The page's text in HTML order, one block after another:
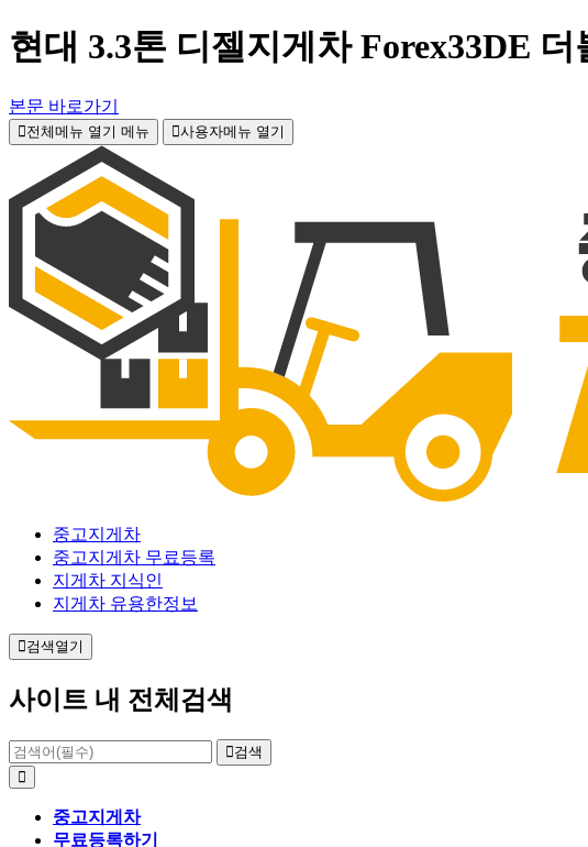
현대 3.3톤 디젤지게차 Forex33DE
본문 바로가기
전체메뉴 열기 메뉴 사용자메뉴 열기
중고지게차
중고지게차 무료등록
지게차 지식인
지게차 유용한정보
검색열기
사이트 내 전체검색
검색
중고지게차
무료등록하기